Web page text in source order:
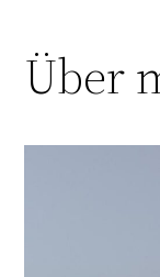
Über